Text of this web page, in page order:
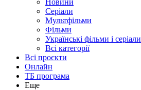
Новини
Серіали
Мультфільми
Фільми
Українські фільми і серіали
Всі категорії
Всі проєкти
Онлайн
ТБ програма
Еще